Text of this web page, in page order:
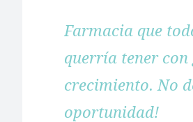
Farmacia que
querría tener
crecimiento. No
oportunidad!